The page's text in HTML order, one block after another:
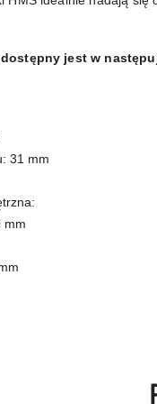
dostępny jest w
31 mm
mm